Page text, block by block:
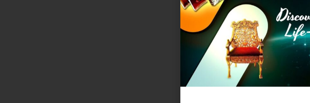
את פרטי
אך
– התורה